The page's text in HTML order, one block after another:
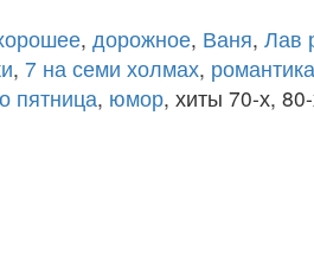
, дорожное, Ваня, Лав
, 7 на семи холмах, романтика
пятница, юмор, хиты 70-х,